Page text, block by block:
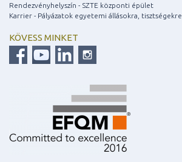
Rendezvényhelyszín - SZTE központi épület
Karrier - Pályázatok egyetemi állásokra, tisztségekre
KÖVESS MINKET